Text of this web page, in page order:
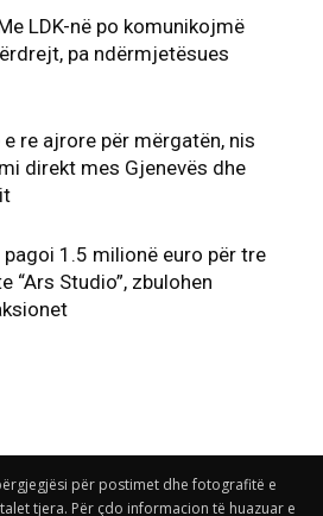
LDK-në po komunikojmë
pa ndërmjetësues
re ajrore për mërgatën, nis
direkt mes Gjenevës dhe
pagoi 1.5 milionë euro për tre
“Ars Studio”, zbulohen
për postimet dhe fotografitë e
tjera. Për çdo informacion të huazuar e